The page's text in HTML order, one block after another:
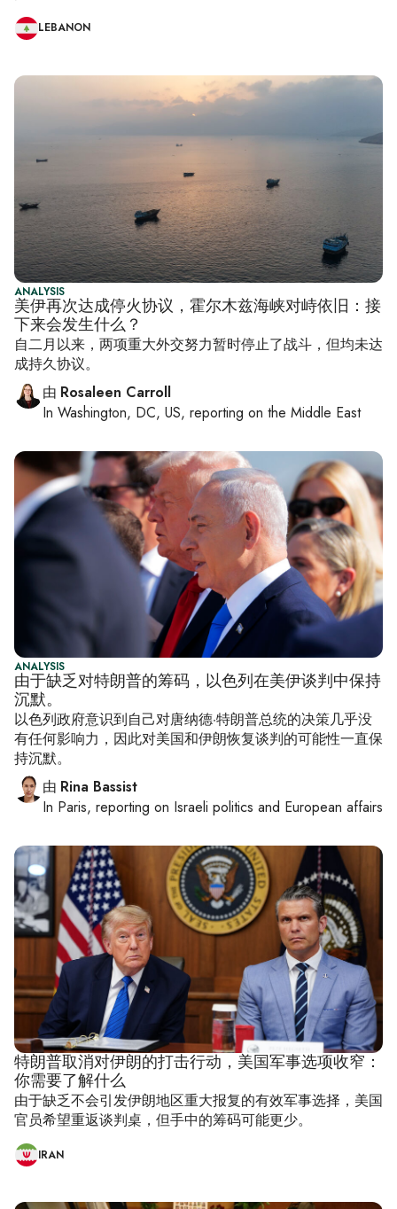
LEBANON
ANALYSIS
美伊再次达成停火协议，霍尔木兹海峡对峙依旧：接
下来会发生什么？
自二月以来，两项重大外交努力暂时停止了战斗，但均未达
成持久协议。
由 Rosaleen Carroll
In Washington, DC, US, reporting on the Middle East
ANALYSIS
由于缺乏对特朗普的筹码，以色列在美伊谈判中保持
沉默。
以色列政府意识到自己对唐纳德·特朗普总统的决策几乎没
有任何影响力，因此对美国和伊朗恢复谈判的可能性一直保
持沉默。
由 Rina Bassist
In Paris, reporting on Israeli politics and European affairs
特朗普取消对伊朗的打击行动，美国军事选项收窄：
你需要了解什么
由于缺乏不会引发伊朗地区重大报复的有效军事选择，美国
官员希望重返谈判桌，但手中的筹码可能更少。
IRAN